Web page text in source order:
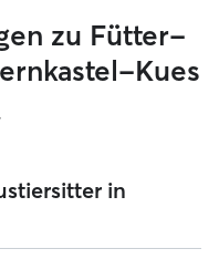
zu Fütter-
Kues
in